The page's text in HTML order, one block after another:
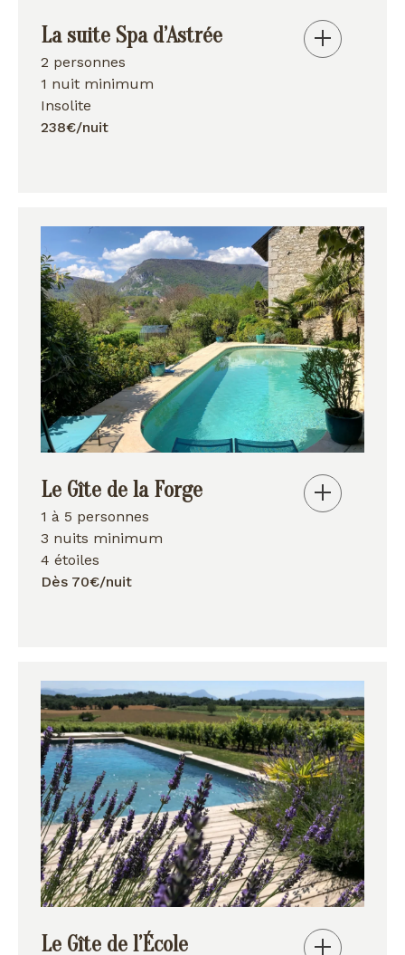
La suite Spa d’Astrée
2 personnes
1 nuit minimum
Insolite
238€/nuit
Le Gîte de la Forge
1 à 5 personnes
3 nuits minimum
4 étoiles
Dès 70€/nuit
Le Gîte de l’École